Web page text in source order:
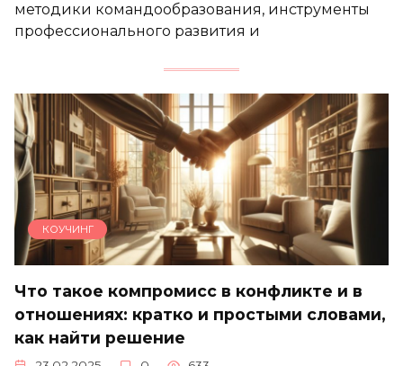
методики командообразования, инструменты
профессионального развития и
КОУЧИНГ
Что такое компромисс в конфликте и в
отношениях: кратко и простыми словами,
как найти решение